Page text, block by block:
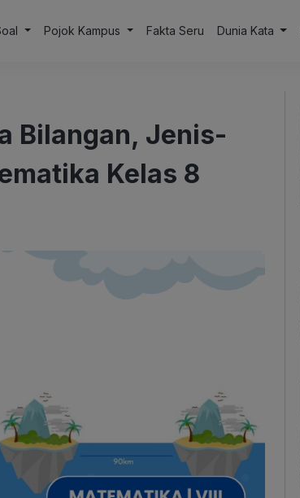
Pojok Kampus Fakta Seru Dunia Kata
Bilangan, Jenis-
Kelas 8